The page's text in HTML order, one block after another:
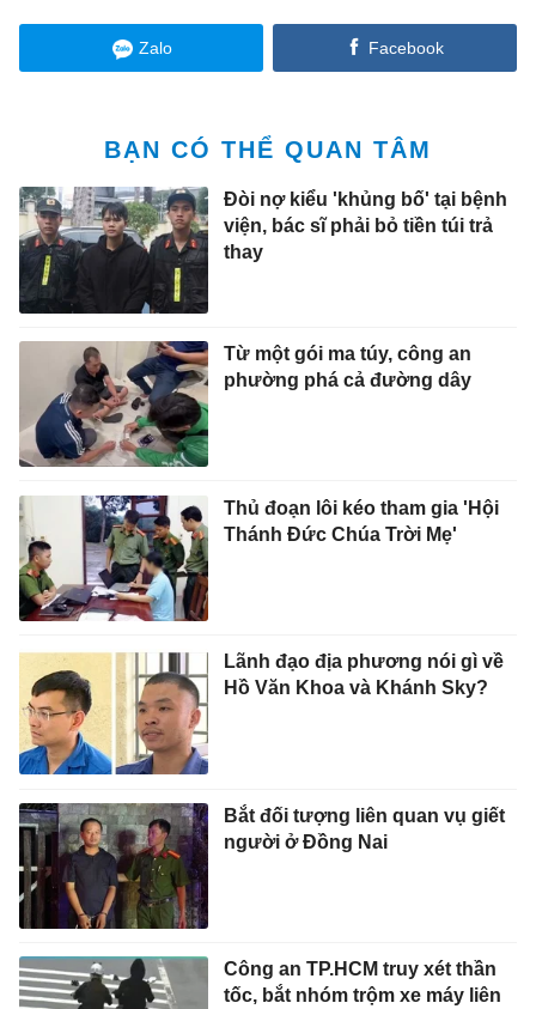
Zalo Facebook
BẠN CÓ THỂ QUAN TÂM
Đòi nợ kiểu 'khủng bố' tại bệnh
viện, bác sĩ phải bỏ tiền túi trả
thay
Từ một gói ma túy, công an
phường phá cả đường dây
Thủ đoạn lôi kéo tham gia 'Hội
Thánh Đức Chúa Trời Mẹ'
Lãnh đạo địa phương nói gì về
Hồ Văn Khoa và Khánh Sky?
Bắt đối tượng liên quan vụ giết
người ở Đồng Nai
Công an TP.HCM truy xét thần
tốc, bắt nhóm trộm xe máy liên